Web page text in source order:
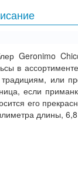
Geronimo
в
традициям, или
если
его
длины,